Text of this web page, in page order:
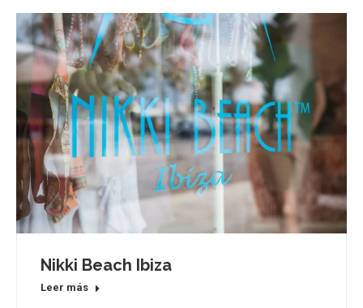
Nikki Beach Ibiza
Leer más